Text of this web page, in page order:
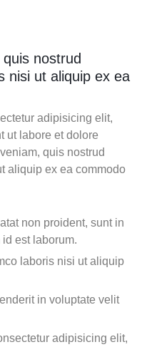
nostrud
nisi ut aliquip ex ea
adipisicing elit,
ut labore et dolore
quis nostrud
aliquip ex ea commodo
non proident, sunt in
est laborum.
laboris nisi ut aliquip
in voluptate velit
adipisicing elit,